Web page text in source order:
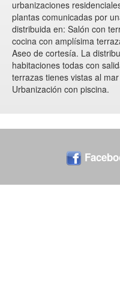
urbanizaciones
plantas comunicadas por
distribuida en: Salón con
cocina con amplísima
Aseo de cortesía. La
habitaciones todas con
terrazas tienes vistas al
Urbanización con piscina.